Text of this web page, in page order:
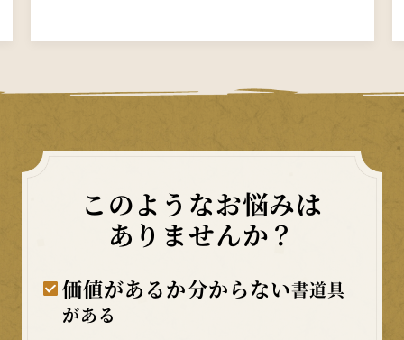
このようなお悩みは
ありませんか？
価値があるか分からない書道具
がある